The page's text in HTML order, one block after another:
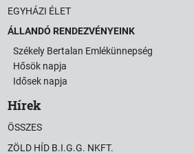
EGYHÁZI ÉLET
ÁLLANDÓ RENDEZVÉNYEINK
Székely Bertalan Emlékünnepség
Hősök napja
Idősek napja
Hírek
ÖSSZES
ZÖLD HÍD B.I.G.G. NKFT.